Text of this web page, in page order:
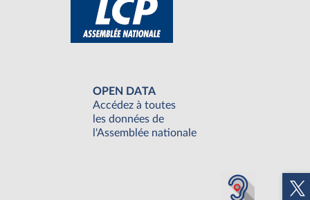
OPEN DATA
Accédez à toutes
les données de
l'Assemblée nationale